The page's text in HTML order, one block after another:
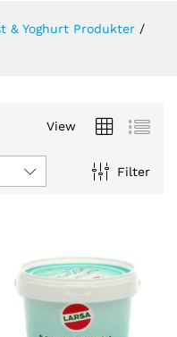
& Yoghurt Produkter /
View
Filter